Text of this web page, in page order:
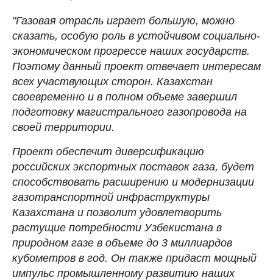
"Газовая отрасль играет большую, можно
сказать, особую роль в устойчивом социально-
экономическом прогрессе наших государств.
Поэтому данный проект отвечает интересам
всех участвующих сторон. Казахстан
своевременно и в полном объеме завершил
подготовку магистрального газопровода на
своей территории.
Проект обеспечит диверсификацию
российских экспортных поставок газа, будет
способствовать расширению и модернизации
газотранспортной инфраструктуры
Казахстана и позволит удовлетворить
растущие потребности Узбекистана в
природном газе в объеме до 3 миллиардов
кубометров в год. Он также придаст мощный
импульс промышленному развитию наших